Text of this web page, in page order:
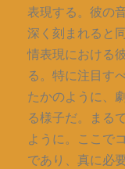
表現する。彼の
深く刻まれると
情表現における
る。特に注目す
たかのように、
る様子だ。まる
ように。ここで
であり、真に必